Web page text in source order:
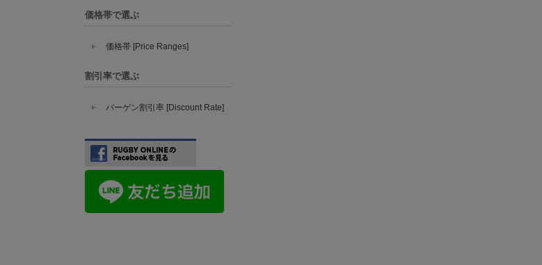
価格帯で選ぶ
価格帯 [Price Ranges]
割引率で選ぶ
バーゲン割引率 [Discount Rate]